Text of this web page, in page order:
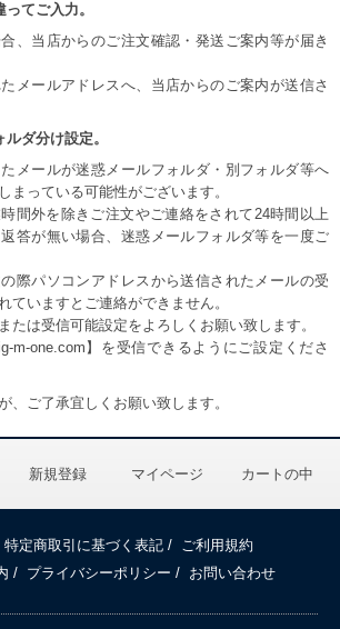
てご入力。
、当店からのご注文確認・発送ご案内等が届き
メールアドレスへ、当店からのご案内が送信さ
ダ分け設定。
メールが迷惑メールフォルダ・別フォルダ等へ
まっている可能性がございます。
間外を除きご注文やご連絡をされて24時間以上
答が無い場合、迷惑メールフォルダ等を一度ご
際パソコンアドレスから送信されたメールの受
ていますとご連絡ができません。
たは受信可能設定をよろしくお願い致します。
m-one.com】を受信できるようにご設定くださ
、ご了承宜しくお願い致します。
新規登録 マイページ カートの中
特定商取引に基づく表記 /
ご利用規約
/ プライバシーポリシー / お問い合わせ